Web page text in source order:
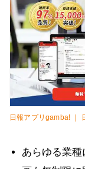
日報アプリgamba! ｜
あらゆる業